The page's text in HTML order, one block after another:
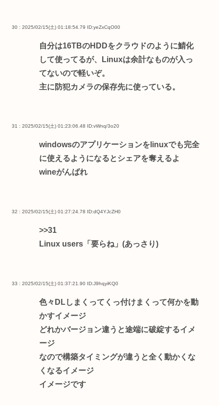
30 : 2025/02/15(土) 01:18:54.79 ID:yeZxCqO00
自分は16TBのHDDをクラウドのように鯖化
して使ってるが、Linuxは余計なものが入っ
てないので軽いぞ。
主に防犯カメラの保存先に使っている。
31 : 2025/02/15(土) 01:23:06.48 ID:vWnq/3o20
windowsのアプリケーションをlinuxでも完全
に使えるようになるとシェアを奪えるよ
wineがんばれ
32 : 2025/02/15(土) 01:27:24.78 ID:dQ4YJcZH0
>>31
Linux users「要らね」(あっさり)
33 : 2025/02/15(土) 01:37:21.90 ID:J9hqyiKQ0
色々DLしまくってくっ付けまくって何かを動
かすイメージ
どれかバージョン違うと途端に破綻するイメ
ージ
なので構築タイミングが違うと全く動かくな
くなるイメージ
イメージです